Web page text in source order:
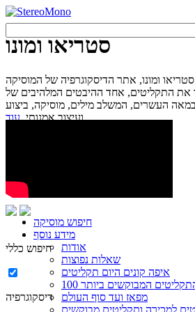
סטריאו ומונו
ומונו, אתר הדיסקוגרפיה של המוסיקה
התקליטים, אחד ההיבטים המלהיבים של
העשרים, המשלב מילים, מוסיקה, ביצוע
ועיצוב אמנותי.עוד...
חיפוש מוסיקה
מידע נוסף
אודות
שאלות נפוצות
איפה קונים היום תקליטים
התקליטים המבוקשים ביותר
מפאז ועד סוף העולם
למכירה ותקליטים מבוקשים
חיפוש כללי
דיסקוגרפיה